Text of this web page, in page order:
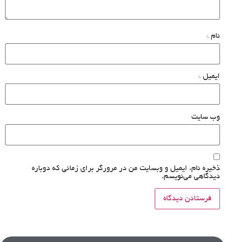
نام *
ایمیل *
وب‌ سایت
ذخیره نام، ایمیل و وبسایت من در مرورگر برای زمانی که دوباره
دیدگاهی می‌نویسم.